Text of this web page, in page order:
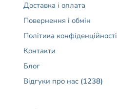
Доставка і оплата
Повернення і обмін
Політика конфіденційності
Контакти
Блог
Відгуки про нас (1238)